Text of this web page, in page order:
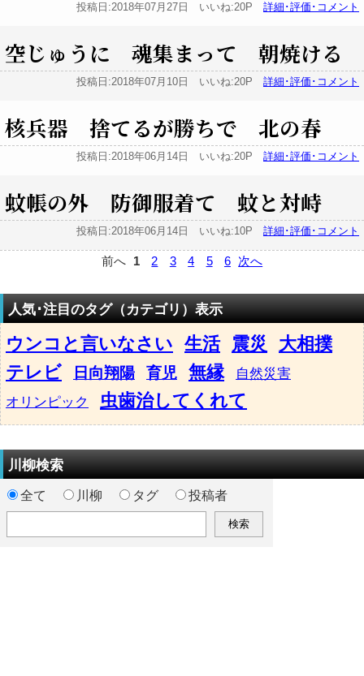
投稿日:2018年07月27日 いいね:20P 詳細･評価･コメント
空じゅうに 魂集まって 朝焼ける
投稿日:2018年07月10日 いいね:20P 詳細･評価･コメント
核兵器 捨てるが勝ちで 北の春
投稿日:2018年06月14日 いいね:20P 詳細･評価･コメント
蚊帳の外 防御服着て 蚊と対峙
投稿日:2018年06月14日 いいね:10P 詳細･評価･コメント
前へ 1 2 3 4 5 6 次へ
人気･注目のタグ（カテゴリ）表示
ウンコと言いなさい 生活 震災
大相撲
テレビ
日向翔陽 育児 無縁
自然災害
オリンピック
虫歯治してくれて
川柳検索
全て 川柳 タグ 投稿者